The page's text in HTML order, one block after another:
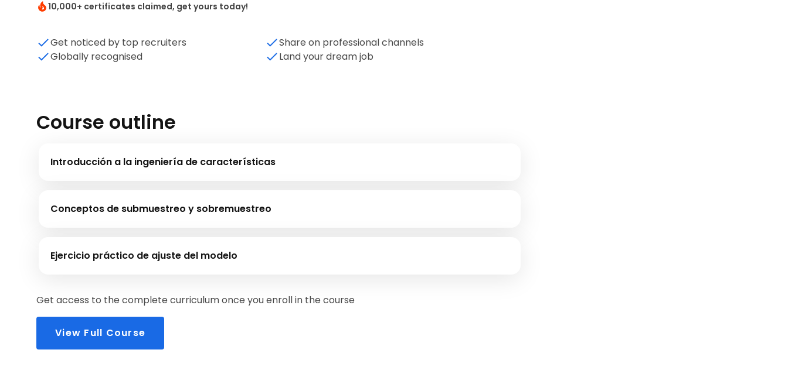
10,000+ certificates claimed, get yours today!
Get noticed by top recruiters
Share on professional channels
Globally recognised
Land your dream job
Course outline
Introducción a la ingeniería de características
Conceptos de submuestreo y sobremuestreo
Ejercicio práctico de ajuste del modelo
Get access to the complete curriculum once you enroll in the course
View Full Course